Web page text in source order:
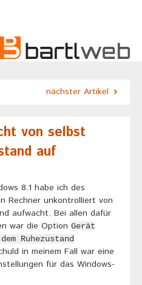
nächster Artikel
von selbst
auf
8.1 habe ich des
Rechner unkontrolliert von
aufwacht. Bei allen dafür
war die Option Gerät
Ruhezustand
in meinem Fall war eine
für das Windows-